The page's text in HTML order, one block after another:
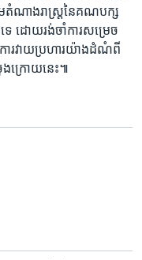
តំណាង​រាស្ត្រ​នៃ​គណបក្ស​
េ​ ដោយ​រង់​ចាំ​ការ​សម្រេច​
ារ​វាយ​ប្រហារ​យ៉ាង​ដំណំពី​
ង​ក្រោយ​នេះ៕